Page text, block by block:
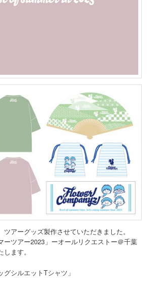
アーグッズ製作させていただきました。
ーツアー2023」ーオールリクエストー＠千葉
ます。
シルエットTシャツ」